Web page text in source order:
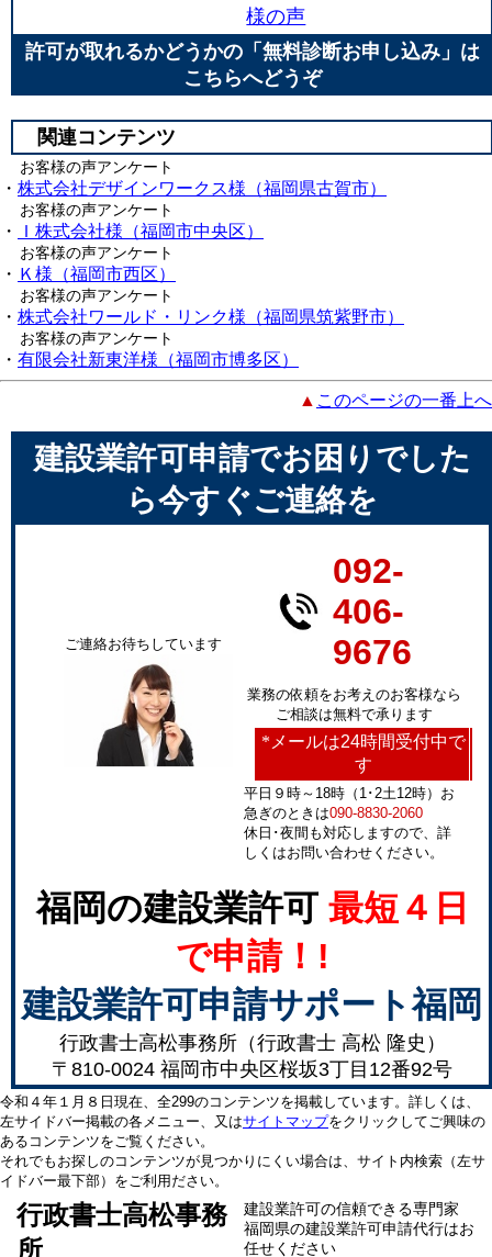
様の声
許可が取れるかどうかの「無料診断お申し込み」は
こちらへどうぞ
関連コンテンツ
お客様の声アンケート
・ 株式会社デザインワークス様（福岡県古賀市）
お客様の声アンケート
・ Ｉ株式会社様（福岡市中央区）
お客様の声アンケート
・ Ｋ様（福岡市西区）
お客様の声アンケート
・ 株式会社ワールド・リンク様（福岡県筑紫野市）
お客様の声アンケート
・ 有限会社新東洋様（福岡市博多区）
▲ このページの一番上へ
建設業許可申請でお困りでした
ら今すぐご連絡を
ご連絡お待ちしています
092-
406-
9676
業務の依頼をお考えのお客様なら
ご相談は無料で承ります
* メールは24時間受付中で
す
平日９時～18時（1･2土12時）お
急ぎのときは090-8830-2060
休日･夜間も対応しますので、詳
しくはお問い合わせください。
福岡の建設業許可 最短４日
で申請！!
建設業許可申請サポート福岡
行政書士高松事務所（行政書士 高松 隆史）
〒810-0024 福岡市中央区桜坂3丁目12番92号
令和４年１月８日現在、全299のコンテンツを掲載しています。詳しくは、
左サイドバー掲載の各メニュー、又はサイトマップをクリックしてご興味の
あるコンテンツをご覧ください。
それでもお探しのコンテンツが見つかりにくい場合は、サイト内検索（左サ
イドバー最下部）をご利用ださい。
行政書士高松事務
所
建設業許可の信頼できる専門家
福岡県の建設業許可申請代行はお
任せください